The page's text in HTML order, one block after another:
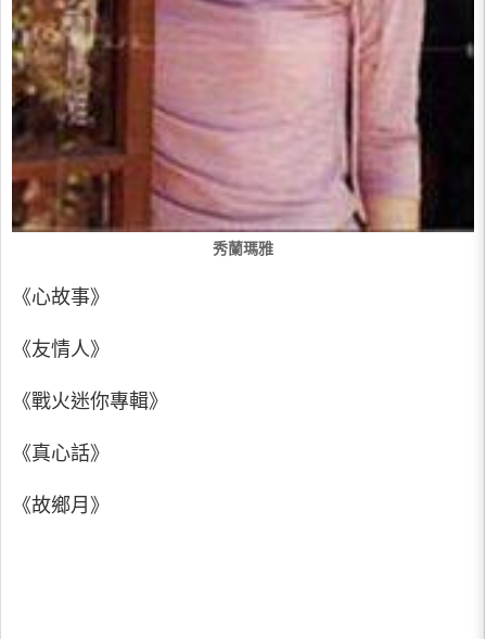
秀蘭瑪雅
《心故事》
《友情人》
《戰火迷你專輯》
《真心話》
《故鄉月》